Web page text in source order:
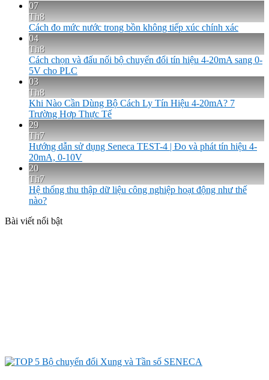
07
Th8
Cách đo mức nước trong bồn không tiếp xúc chính xác
04
Th8
Cách chọn và đấu nối bộ chuyển đổi tín hiệu 4-20mA sang 0-
5V cho PLC
03
Th8
Khi Nào Cần Dùng Bộ Cách Ly Tín Hiệu 4-20mA? 7
Trường Hợp Thực Tế
29
Th7
Hướng dẫn sử dụng Seneca TEST-4 | Đo và phát tín hiệu 4-
20mA, 0-10V
20
Th7
Hệ thống thu thập dữ liệu công nghiệp hoạt động như thế
nào?
Bài viết nổi bật